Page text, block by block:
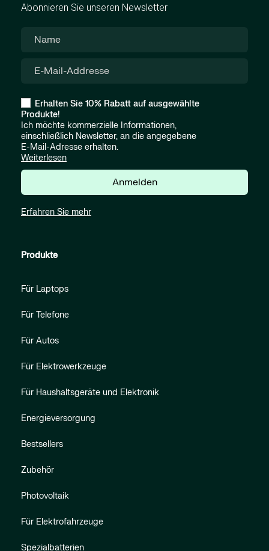
Abonnieren Sie unseren Newsletter
Erhalten Sie 10% Rabatt auf ausgewählte
Produkte!
Ich möchte kommerzielle Informationen,
einschließlich Newsletter, an die angegebene
E-Mail-Adresse erhalten.
Weiterlesen
Anmelden
Erfahren Sie mehr
Produkte
Für Laptops
Für Telefone
Für Autos
Für Elektrowerkzeuge
Für Haushaltsgeräte und Elektronik
Energieversorgung
Bestsellers
Zubehör
Photovoltaik
Für Elektrofahrzeuge
Spezialbatterien